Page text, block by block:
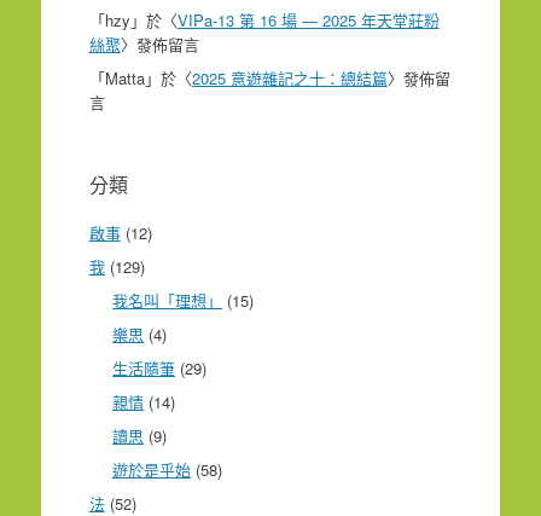
「hzy 」於〈VIPa-13 第 16 場 — 2025 年天堂莊粉
絲聚〉發佈留言
「Matta」於〈2025 意遊雜記之十：總結篇〉發佈留
言
分類
啟事(12)
我(129)
我名叫「理想」
(15)
樂思 (4)
生活隨筆 (29)
親情 (14)
讀思 (9)
遊於是乎始 (58)
法(52)